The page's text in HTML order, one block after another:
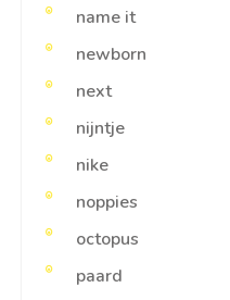
name it
newborn
next
nijntje
nike
noppies
octopus
paard